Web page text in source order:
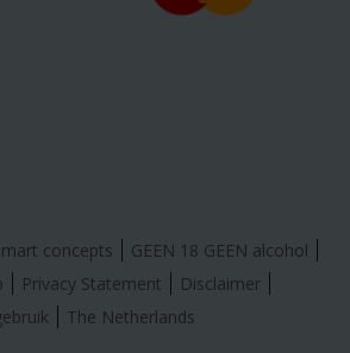
concepts
GEEN 18 GEEN alcohol
Privacy Statement
Disclaimer
The Netherlands